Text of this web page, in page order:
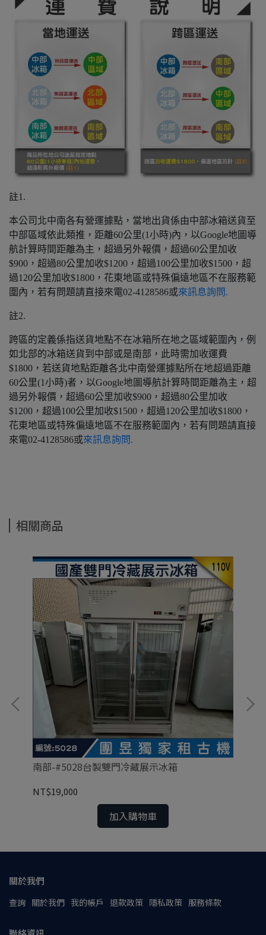
註1.
本公司北中南各有營運據點，當地出貨係由中部冰箱送貨至
中部區域依此類推，距離60公里(1小時)內，以Google地圖導
航計算時間距離為主，超過另外報價，超過60公里加收
$900，超過80公里加收$1200，超過100公里加收$1500，超
過120公里加收$1800，花東地區或特殊偏遠地區不在服務範
圍內，若有問題請直接來電02-4128586或來訊息詢問.
註2.
跨區的定義係指送貨地點不在冰箱所在地之區域範圍內，例
如北部的冰箱送貨到中部或是南部，此時需加收運費
$1800，若送貨地點距離各北中南營運據點所在地超過距離
60公里(1小時)者，以Google地圖導航計算時間距離為主，超
過另外報價，超過60公里加收$900，超過80公里加收
$1200，超過100公里加收$1500，超過120公里加收$1800，
花東地區或特殊偏遠地區不在服務範圍內，若有問題請直接
來電02-4128586或來訊息詢問.
相關商品
南部-#5028台製雙門冷藏展示冰箱
NT$19,000
加入購物車
關於我們
查詢 關於我們 我的帳戶 退款政策 隱私政策 服務條款